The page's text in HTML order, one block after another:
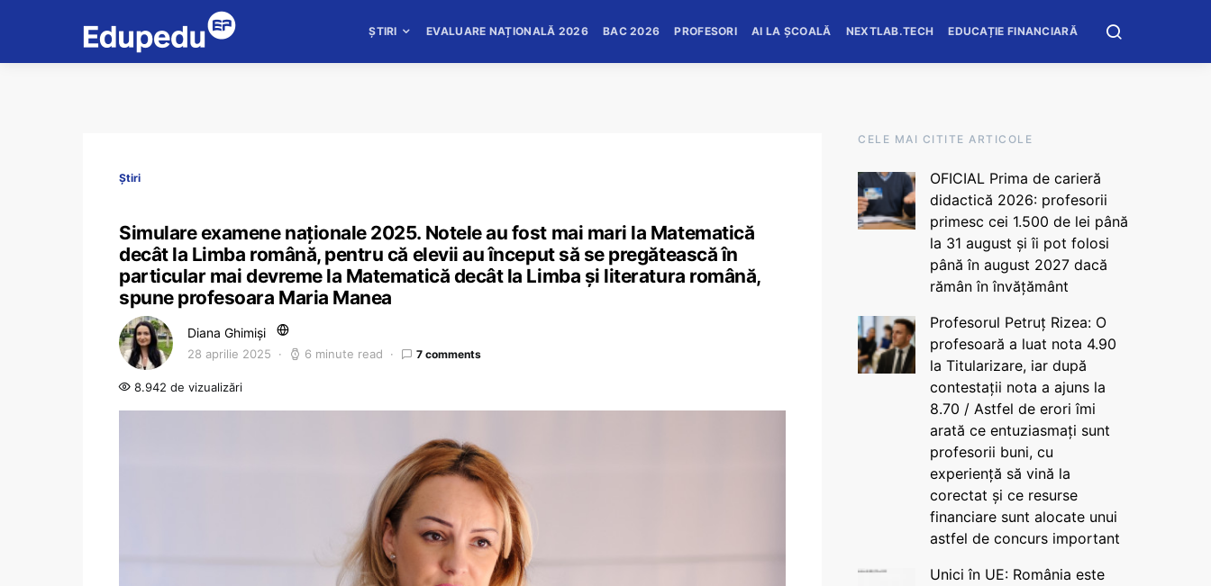
ȘTIRI EVALUARE NAȚIONALĂ 2026 BAC 2026 PROFESORI AI LA ȘCOALĂ NEXTLAB.TECH EDUCAȚIE FINANCIARĂ
Știri
Simulare examene naționale 2025. Notele au fost mai mari la Matematică
decât la Limba română, pentru că elevii au început să se pregătească în
particular mai devreme la Matematică decât la Limba și literatura română,
spune profesoara Maria Manea
Diana Ghimiși
28 aprilie 2025 6 minute read 7 comments
8.942 de vizualizări
CELE MAI CITITE ARTICOLE
OFICIAL Prima de carieră
didactică 2026: profesorii
primesc cei 1.500 de lei până
la 31 august și îi pot folosi
până în august 2027 dacă
rămân în învățământ
Profesorul Petruț Rizea: O
profesoară a luat nota 4.90
la Titularizare, iar după
contestații nota a ajuns la
8.70 / Astfel de erori îmi
arată ce entuziasmați sunt
profesorii buni, cu
experiență să vină la
corectat și ce resurse
financiare sunt alocate unui
astfel de concurs important
Unici în UE: România este